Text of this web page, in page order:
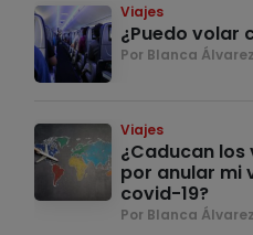
Viajes
¿Puedo volar
Por Blanca
Viajes
¿Caducan los
por anular mi
covid-19?
Por Blanca